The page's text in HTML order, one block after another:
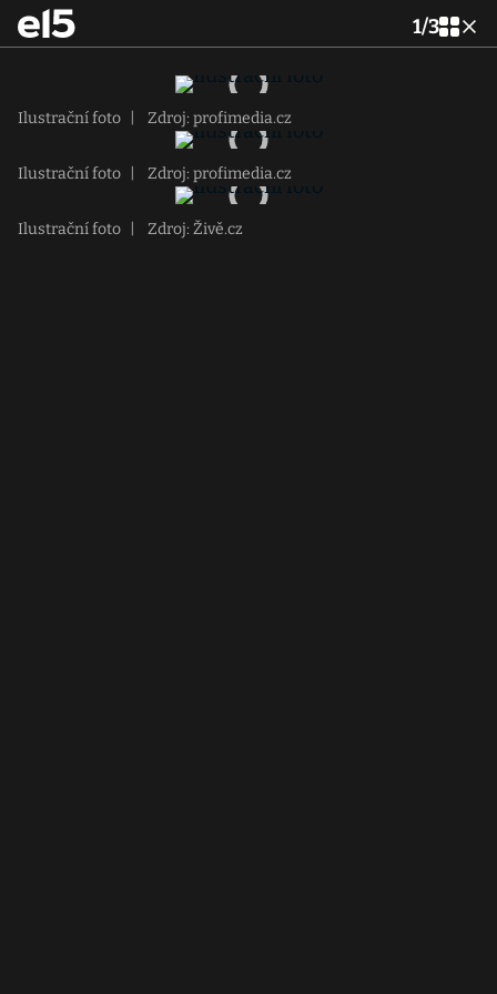
1/3
Ilustrační foto Zdroj: profimedia.cz
Ilustrační foto Zdroj: profimedia.cz
Ilustrační foto Zdroj: Živě.cz